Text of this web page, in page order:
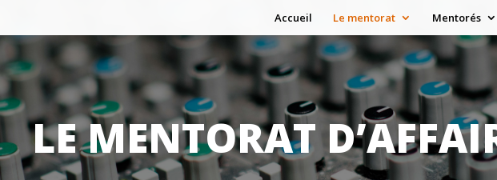
Accueil Le mentorat Mentorés
LE MENTORAT